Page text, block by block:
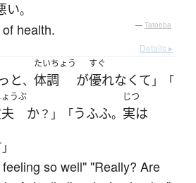
い。
health. — Tatoeba
Details ▸
と、
たいちょう
体調 が
すぐ
優れなくて 」「
うぶ
か？」「うふふ。
じつ
実は
」
so well" "Really? Are